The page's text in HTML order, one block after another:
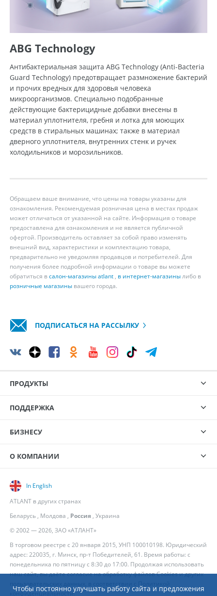
Чтобы постоянно улучшать работу сайта и предложения
ABG Technology
Антибактериальная защита ABG Technology (Anti-Bacteria
Guard Technology) предотвращает размножение бактерий
и прочих вредных для здоровья человека
микроорганизмов. Специально подобранные
действующие бактерицидные добавки внесены в
материал уплотнителя, гребня и лотка для моющих
средств в стиральных машинах; также в материал
дверного уплотнителя, внутренних стенк и ручек
холодильников и морозильников.
Обращаем ваше внимание, что цены на товары указаны для
ознакомления. Рекомендуемая розничная цена в местах продаж
может отличаться от указанной на сайте. Информация о товаре
предоставлена для ознакомления и не является публичной
офертой. Производитель оставляет за собой право изменять
внешний вид, характеристики и комплектацию товара,
предварительно не уведомляя продавцов и потребителей. Для
получения более подробной информации о товаре вы можете
обратиться всалон-магазины atlant , в интернет-магазинылибо в
розничные магазины вашего города.
ПОДПИСАТЬСЯ НА РАССЫЛКУ
ПРОДУКТЫ
ПОДДЕРЖКА
БИЗНЕСУ
О КОМПАНИИ
© 2002 — 2026, ЗАО «АТЛАНТ»
В торговом реестре с 20 января 2015, УНП 100010198. Юридический
адрес: 220035, г. Минск, пр-т Победителей, 61. Время работы: с
понедельника по пятницу с 8:30 до 17:00. Продолжая использовать
наш сайт, вы даёте согласие на обработку файлов Cookies и других
конфиденциальности.
In English
ATLANT в других странах
Беларусь , Молдова , Россия , Украина